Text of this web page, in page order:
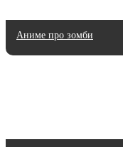
Аниме про зомби